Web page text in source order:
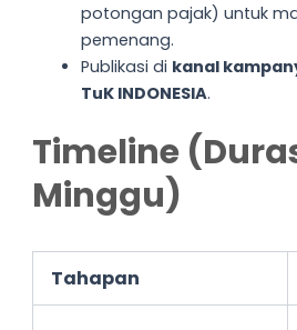
potongan pajak) untuk
pemenang.
Publikasi di kanal
TuK INDONESIA.
Timeline
Minggu)
Tahapan